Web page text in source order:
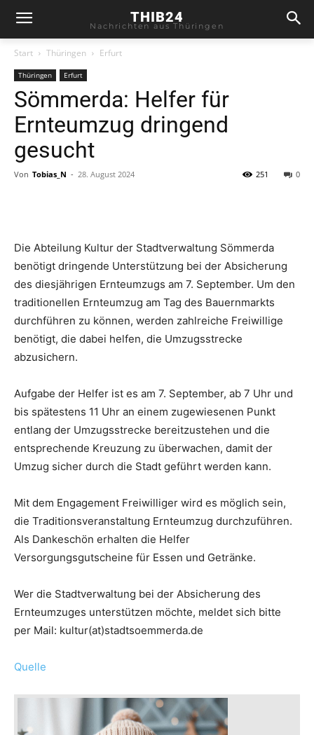
THIB24
Nachrichten aus Thüringen
Start Thüringen Erfurt
Thüringen Erfurt
Sömmerda: Helfer für
Ernteumzug dringend
gesucht
Von Tobias_N - 28. August 2024 0
251
Die Abteilung Kultur der Stadtverwaltung Sömmerda
benötigt dringende Unterstützung bei der Absicherung
des diesjährigen Ernteumzugs am 7. September. Um den
traditionellen Ernteumzug am Tag des Bauernmarkts
durchführen zu können, werden zahlreiche Freiwillige
benötigt, die dabei helfen, die Umzugsstrecke
abzusichern.
Aufgabe der Helfer ist es am 7. September, ab 7 Uhr und
bis spätestens 11 Uhr an einem zugewiesenen Punkt
entlang der Umzugsstrecke bereitzustehen und die
entsprechende Kreuzung zu überwachen, damit der
Umzug sicher durch die Stadt geführt werden kann.
Mit dem Engagement Freiwilliger wird es möglich sein,
die Traditionsveranstaltung Ernteumzug durchzuführen.
Als Dankeschön erhalten die Helfer
Versorgungsgutscheine für Essen und Getränke.
Wer die Stadtverwaltung bei der Absicherung des
Ernteumzuges unterstützen möchte, meldet sich bitte
per Mail: kultur(at)stadtsoemmerda.de
Quelle